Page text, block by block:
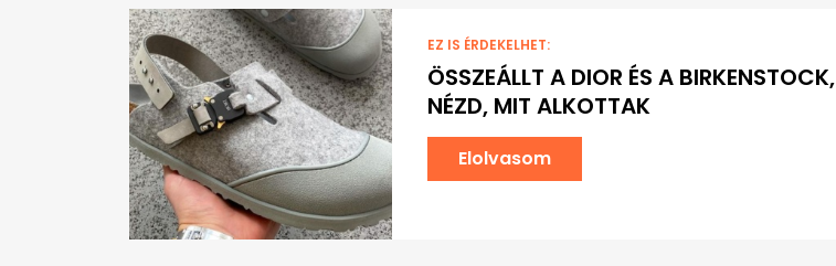
EZ IS ÉRDEKELHET:
ÖSSZEÁLLT A DIOR ÉS A BIRKENSTOCK,
NÉZD, MIT ALKOTTAK
Elolvasom